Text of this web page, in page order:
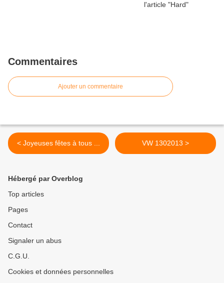
Commentaires
Ajouter un commentaire
< Joyeuses fêtes à tous ... VW 1302013 >
Hébergé par Overblog
Top articles
Pages
Contact
Signaler un abus
C.G.U.
Cookies et données personnelles